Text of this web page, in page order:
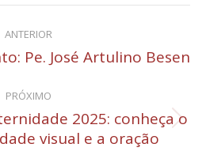
ANTERIOR
Post
Pe. José Artulino Besen
PRÓXIMO
Próximo
post:
2025: conheça o
visual e a oração